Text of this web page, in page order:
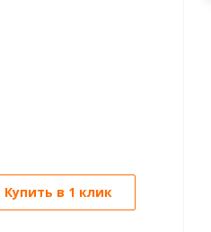
Купить в 1 клик